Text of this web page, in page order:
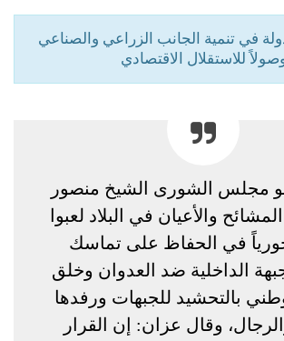
في تنمية الجانب الزراعي والصناعي
للاستقلال الاقتصادي
مجلس الشورى الشيخ منصور
والأعيان في البلاد لعبوا
في الحفاظ على تماسك
الداخلية ضد العدوان وخلق
بالتحشيد للجبهات ورفدها
وقال عزان: إن القرار